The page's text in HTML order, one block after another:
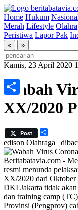
Home Hukum Nasional
Merah Lifestyle
Peristiwa Lapor Pak
« »
Kamis, 23 April 2020
Wabah
XX/2020
Post
edison Olahraga |
Beritabatavia.com -
resmi menunda
XX/2020 dari Oktober
DKI Jakarta tidak
dan training camp
Provinsi (Pengprov)
Share